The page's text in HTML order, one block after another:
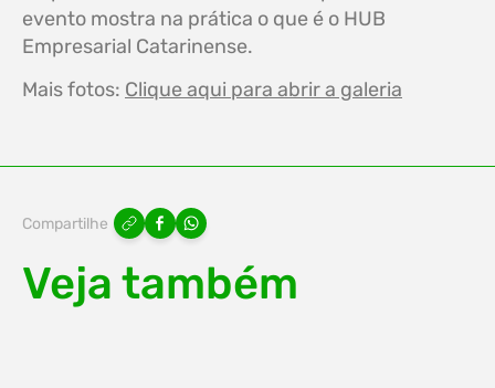
evento mostra na prática o que é o HUB
Empresarial Catarinense.
Mais fotos: Clique aqui para abrir a galeria
Compartilhe
Veja também